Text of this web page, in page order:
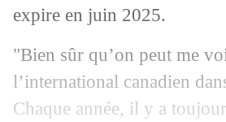
expire en juin 2025.
"Bien sûr qu’on peut me
l’international canadien
Chaque année, il y a
19/05 Man Utd:
19/05 Arsenal: Saka
19/05 Ita.: Sassuolo